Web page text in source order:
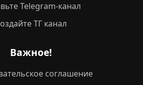
Telegram-канал
ТГ канал
Важное!
соглашение